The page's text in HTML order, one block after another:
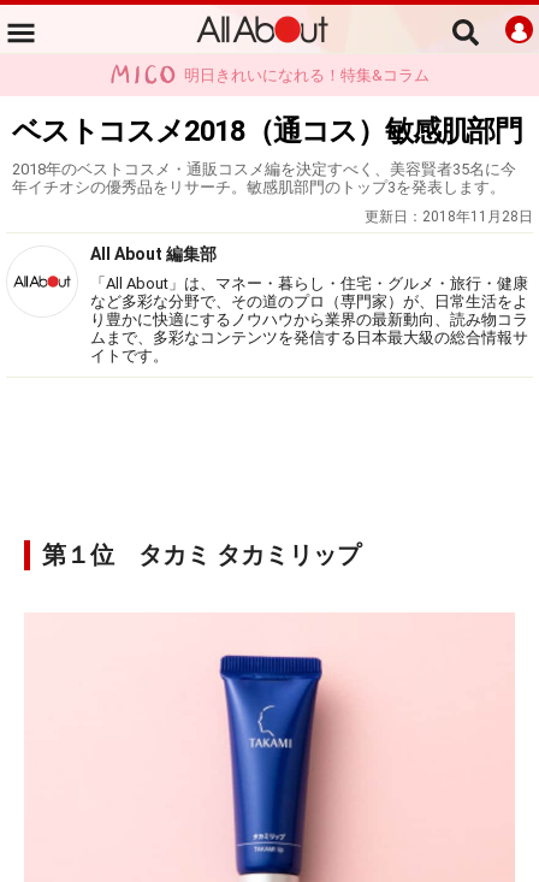
明日きれいになれる！特集&コラム
ベストコスメ2018（通コス）敏感肌部門
2018年のベストコスメ・通販コスメ編を決定すべく、美容賢者35名に今
年イチオシの優秀品をリサーチ。敏感肌部門のトップ3を発表します。
更新日： 2018年11月28日
All About 編集部
「All About」は、マネー・暮らし・住宅・グルメ・旅行・健康
など多彩な分野で、その道のプロ（専門家）が、日常生活をよ
り豊かに快適にするノウハウから業界の最新動向、読み物コラ
ムまで、多彩なコンテンツを発信する日本最大級の総合情報サ
イトです。
第１位 タカミ タカミリップ